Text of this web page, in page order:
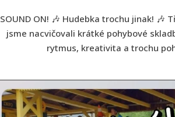
SOUND ON! 🎶 Hudebka trochu jinak! 🎶
jsme nacvičovali krátké pohybové
rytmus, kreativita a trochu